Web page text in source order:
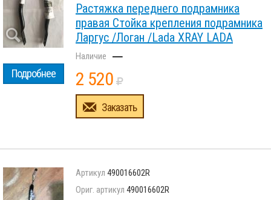
Подробнее
Растяжка переднего подрамника
правая Стойка крепления подрамника
Ларгус /Логан /Lada XRAY LADA
–
2 520
Заказать
490016602R
490016602R